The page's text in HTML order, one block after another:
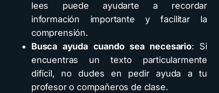
lees puede ayudarte a recordar
información importante y facilitar la
comprensión.
Busca ayuda cuando sea necesario: Si
encuentras un texto particularmente
difícil, no dudes en pedir ayuda a tu
profesor o compañeros de clase.